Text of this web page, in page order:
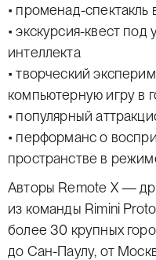
• променад-спектакль
• экскурсия-квест
интеллекта
• творческий
компьютерную игру в
• популярный
• перформанс о
пространстве в
Авторы Remote X —
из команды Rimini
более 30 крупных
до Сан-Паулу, от